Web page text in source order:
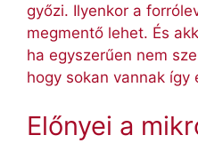
győzi. Ilyenkor a
megmentő lehet. És
ha egyszerűen nem
hogy sokan vannak így
Előnyei a